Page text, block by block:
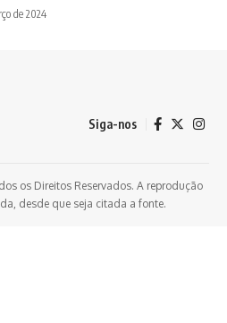
de 2024
Siga-nos
os Direitos Reservados. A reprodução
desde que seja citada a fonte.